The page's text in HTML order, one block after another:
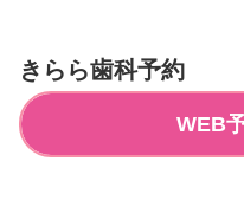
きらら歯科予約
WEB